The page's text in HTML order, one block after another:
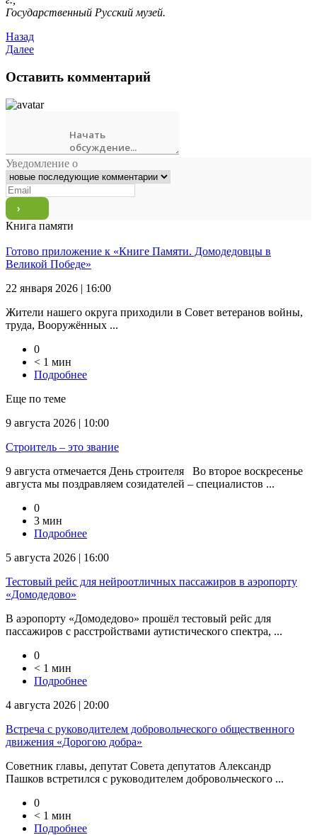
Государственный Русский музей.
Назад
Далее
Оставить комментарий
Уведомление о
Книга памяти
Готово приложение к «Книге Памяти. Домодедовцы в
Великой Победе»
22 января 2026 | 16:00
Жители нашего округа приходили в Совет ветеранов войны,
труда, Вооружённых ...
0
< 1 мин
Подробнее
Еще по теме
9 августа 2026 | 10:00
Строитель – это звание
9 августа отмечается День строителя Во второе воскресенье
августа мы поздравляем созидателей – специалистов ...
0
3 мин
Подробнее
5 августа 2026 | 16:00
Тестовый рейс для нейроотличных пассажиров в аэропорту
«Домодедово»
В аэропорту «Домодедово» прошёл тестовый рейс для
пассажиров с расстройствами аутистического спектра, ...
0
< 1 мин
Подробнее
4 августа 2026 | 20:00
Встреча с руководителем добровольческого общественного
движения «Дорогою добра»
Советник главы, депутат Совета депутатов Александр
Пашков встретился с руководителем добровольческого ...
0
< 1 мин
Подробнее